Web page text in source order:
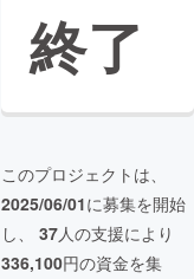
終了
このプロジェクトは、
2025/06/01に募集を開始
し、 37人の支援により
336,100円の資金を集